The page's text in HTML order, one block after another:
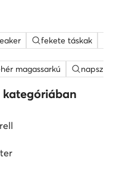
fekete táskak
magassarkú
kategóriában